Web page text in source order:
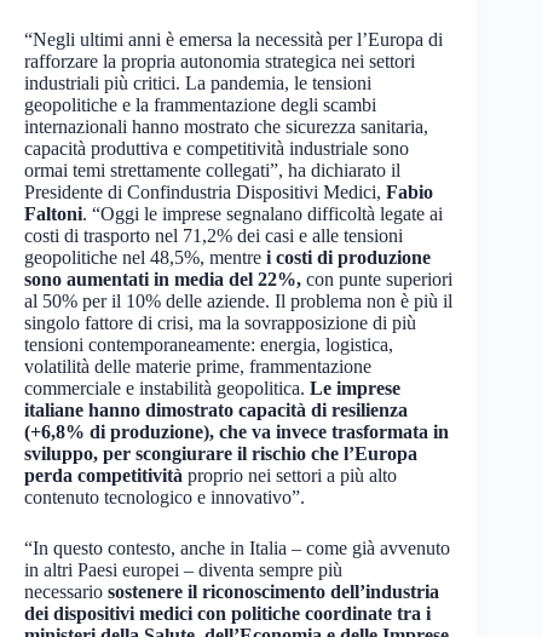
“Negli ultimi anni è emersa la necessità per l’Europa di
rafforzare la propria autonomia strategica nei settori
industriali più critici. La pandemia, le tensioni
geopolitiche e la frammentazione degli scambi
internazionali hanno mostrato che sicurezza sanitaria,
capacità produttiva e competitività industriale sono
ormai temi strettamente collegati”, ha dichiarato il
Presidente di Confindustria Dispositivi Medici, Fabio
Faltoni. “Oggi le imprese segnalano difficoltà legate ai
costi di trasporto nel 71,2% dei casi e alle tensioni
geopolitiche nel 48,5%, mentre i costi di produzione
sono aumentati in media del 22%, con punte superiori
al 50% per il 10% delle aziende. Il problema non è più il
singolo fattore di crisi, ma la sovrapposizione di più
tensioni contemporaneamente: energia, logistica,
volatilità delle materie prime, frammentazione
commerciale e instabilità geopolitica. Le imprese
italiane hanno dimostrato capacità di resilienza
(+6,8% di produzione), che va invece trasformata in
sviluppo, per scongiurare il rischio che l’Europa
perda competitività proprio nei settori a più alto
contenuto tecnologico e innovativo”.
“In questo contesto, anche in Italia – come già avvenuto
in altri Paesi europei – diventa sempre più
necessario sostenere il riconoscimento dell’industria
dei dispositivi medici con politiche coordinate tra i